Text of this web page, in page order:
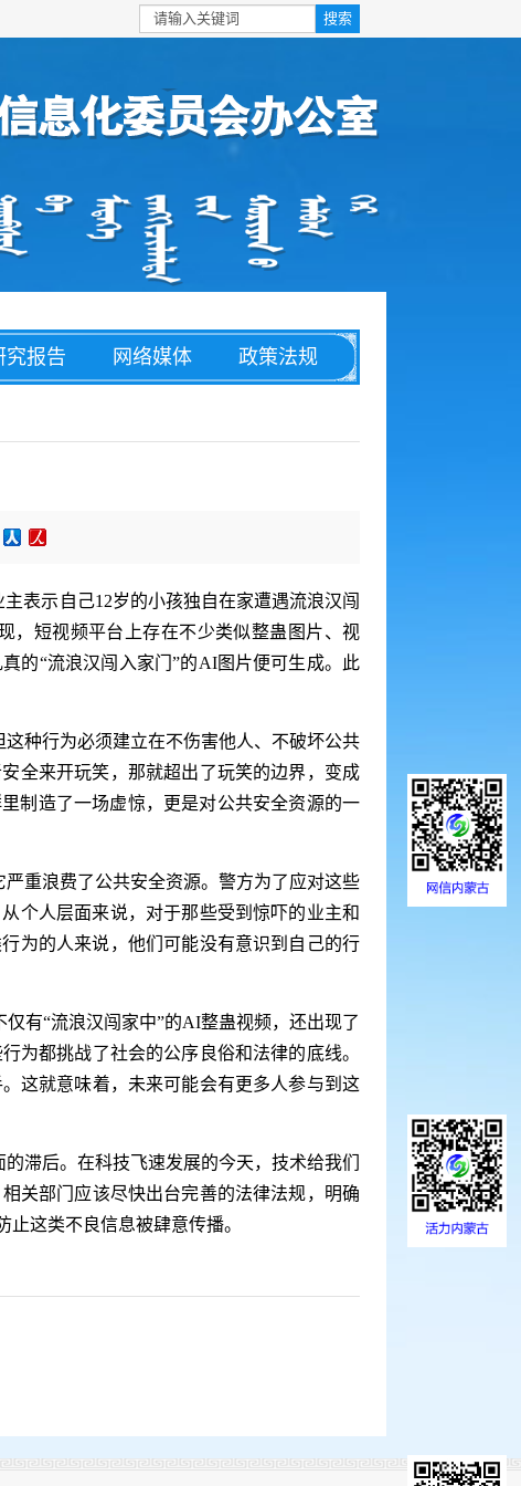
究报告 网络媒体 政策法规
表示自己12岁的小孩独自在家遭遇流浪汉闯
，短视频平台上存在不少类似整蛊图片、视
的“流浪汉闯入家门”的AI图片便可生成。此
种行为必须建立在不伤害他人、不破坏公共
全来开玩笑，那就超出了玩笑的边界，变成
制造了一场虚惊，更是对公共安全资源的一
重浪费了公共安全资源。警方为了应对这些
个人层面来说，对于那些受到惊吓的业主和
为的人来说，他们可能没有意识到自己的行
有“流浪汉闯家中”的AI整蛊视频，还出现了
为都挑战了社会的公序良俗和法律的底线。
这就意味着，未来可能会有更多人参与到这
滞后。在科技飞速发展的今天，技术给我们
关部门应该尽快出台完善的法律法规，明确
这类不良信息被肆意传播。